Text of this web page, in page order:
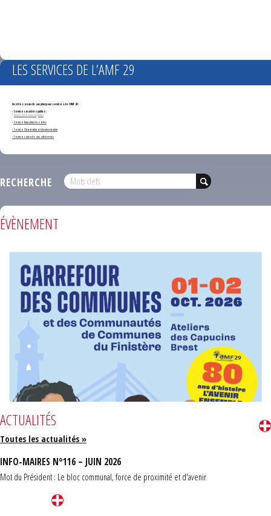
LES SERVICES DE L’AMF 29
Accédez en un clic aux principaux services de l'AMF 29 :
- Services marchés publics :
*Annonces de marchés publics
-Service formation des élus
- Service Orientation et documentation
- Services ouverts aux adhérents
RECHERCHE
ÉVÈNEMENT
ACTUALITÉS
Toutes les actualités »
INFO-MAIRES N°116 – JUIN 2026
Mot du Président : Le bloc communal, force de proximité et d'avenir